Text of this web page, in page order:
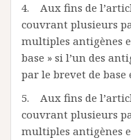
4. Aux fins de
couvrant plusieurs
multiples antigènes
base » si l’un des
par le brevet de base
5. Aux fins de
couvrant plusieurs
multiples antigènes